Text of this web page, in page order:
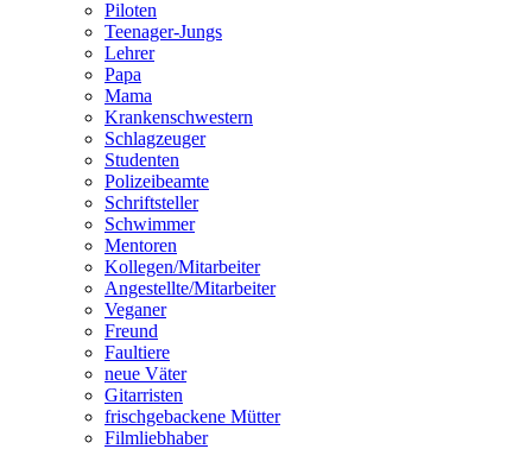
Piloten
Teenager-Jungs
Lehrer
Papa
Mama
Krankenschwestern
Schlagzeuger
Studenten
Polizeibeamte
Schriftsteller
Schwimmer
Mentoren
Kollegen/Mitarbeiter
Angestellte/Mitarbeiter
Veganer
Freund
Faultiere
neue Väter
Gitarristen
frischgebackene Mütter
Filmliebhaber